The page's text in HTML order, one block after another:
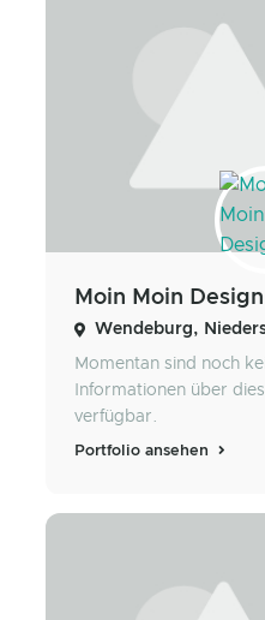
Moin Moin Design
Wendeburg,
Momentan sind noch
Informationen über
verfügbar.
Portfolio ansehen